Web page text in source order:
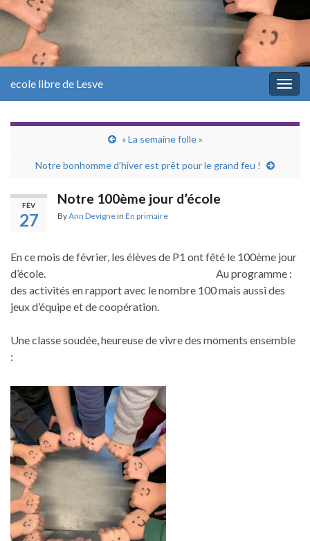
ecole libre de Lesve
« La semaine folle »
Notre bonhomme d’hiver est prêt pour le grand feu !
FÉV
27
Notre 100ème jour d’école
ByAnn Devignein En primaire
En ce mois de février, les élèves de P1 ont fêté le 100ème jour
d’école. Au programme :
des activités en rapport avec le nombre 100 mais aussi des
jeux d’équipe et de coopération.
Une classe soudée, heureuse de vivre des moments ensemble
: